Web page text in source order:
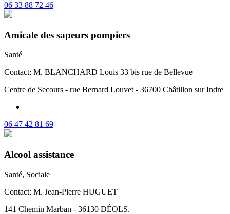
06 33 88 72 46
Amicale des sapeurs pompiers
Santé
Contact: M. BLANCHARD Louis 33 bis rue de Bellevue
Centre de Secours - rue Bernard Louvet - 36700 Châtillon sur Indre
06 47 42 81 69
Alcool assistance
Santé, Sociale
Contact: M. Jean-Pierre HUGUET
141 Chemin Marban - 36130 DÉOLS.